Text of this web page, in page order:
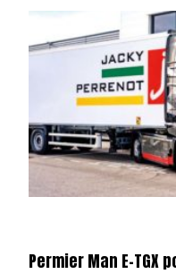
Permier Man E-TGX